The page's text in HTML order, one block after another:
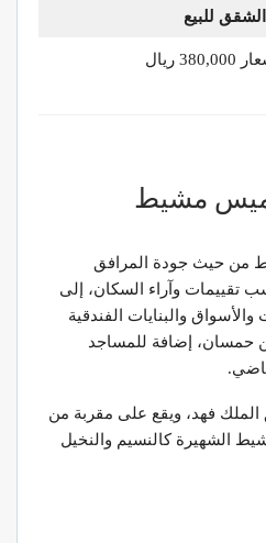
للبيع
ريال
من حيث جودة المرافق
تقييمات وآراء السكان، إلى
والبنايات الفندقية
حمسان، إضافة للمساجد
فهد، ويقع على مقربة من
الشهيرة كالنسيم والنخيل